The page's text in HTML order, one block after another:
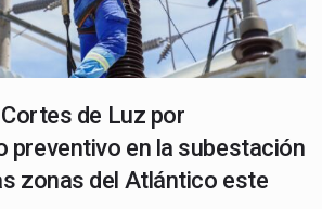
de Luz por
preventivo en la subestación
zonas del Atlántico este